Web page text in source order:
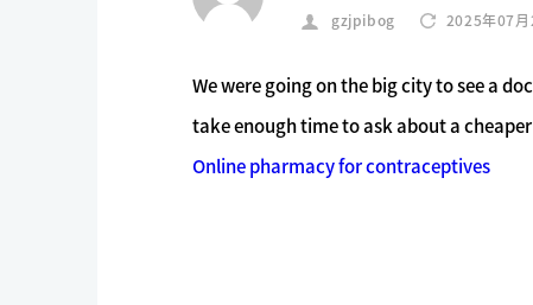
gzjpibog 2025年07月
We were going on the big city to see a
take enough time to ask about a
Online pharmacy for contraceptives